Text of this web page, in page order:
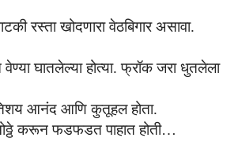
रस्ता खोदणारा वेठबिगार असावा.
वेण्या घातलेल्याहोत्या. फ्रॉक जरा धुतलेला
आनंद आणि कुतूहलहोता.
करून फडफडत पाहात होती…